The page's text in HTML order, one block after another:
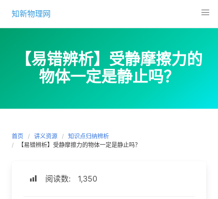
content
知新物理网
【易错辨析】受静摩擦力的
物体一定是静止吗？
首页 讲义资源
知识点归纳辨析
【易错辨析】受静摩擦力的物体一定是静止吗？
阅读数: 1,350